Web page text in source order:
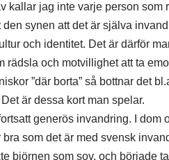
kallar jag inte varje person
synen att det är själva
och identitet. Det är därför
rädsla och motvillighet att ta
”där borta” så bottnar det
är dessa kort man spelar.
generös invandring. I dom
som det är med svensk
björnen som sov, och började